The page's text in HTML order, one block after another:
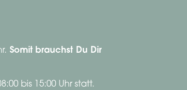
Somit brauchst Du Dir
bis 15:00 Uhr statt.